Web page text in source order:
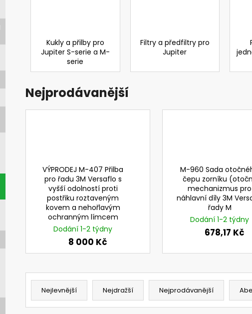
Kukly a přilby pro
Jupiter S-serie a M-
serie
Filtry a předfiltry pro
Jupiter
Nejprodávanější
VÝPRODEJ M-407 Přilba
pro řadu 3M Versaflo s
vyšší odolností proti
postřiku roztaveným
kovem a nehořlavým
ochranným límcem
Dodání 1-2 týdny
8 000 Kč
M-960 Sada
čepu zorníku
mechanizmus pro
náhlavní díly 3M
řady M
Dodání 1-2 týdny
678,17 Kč
Ř
z
Nejlevnější Nejdražší Nejprodávanější
NEHOŘLAVÉ KALHOTY JAKUB
1 190 Kč
OBLIČEJE A